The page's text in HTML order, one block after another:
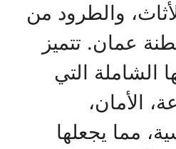
والطرود من
عمان. تتميز
الشاملة التي
الأمان،
مما يجعلها